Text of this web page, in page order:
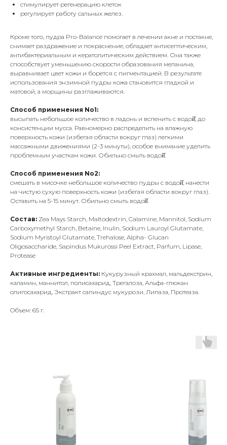
стимулирует регенерацию клеток
регулирует работу сальных желез.
Кроме того, пудра Pro-Balance помогает в лечении акне и постакне,
снимает раздражение и покраснение, обладает антисептическим,
антибактериальным и кератолитическим действием. Она также
способствует уменьшению скорости образования меланина,
выравнивает цвет кожи и борется с пигментацией. В результате
использования энзимной пудры кожа становится гладкой и
матовой, а морщины разглаживаются.
Способ применения No1:
высыпать небольшое количество в ладонь и вспенить с водой̆, до
консистенции мусса. Равномерно распределить на влажную
поверхность кожи (избегая области вокруг глаз) легкими
массажными движениями (2-3 минуты), особое внимание уделить
проблемным участкам кожи. Обильно смыть водой̆.
Способ применения No2:
смешать в мисочке небольшое количество пудры с водой̆, нанести
на чистую сухую поверхность кожи (избегая области вокруг глаз).
Оставить на 5-15 минут. Обильно смыть водой̆.
Состав: Zea Mays Starch, Maltodextrin, Calamine, Mannitol, Sodium
Carboxymethyl Starch, Betaine, Inulin, Sodium Lauroyl Glutamate,
Sodium Myristoyl Glutamate, Trehalose, Alpha- Glucan
Oligosaccharide, Sapindus Mukurossi Peel Extract, Parfum, Lipase,
Protease
Активные ингредиенты: Кукурузный крахмал, мальдекстрин,
каламин, маннитол, полисахарид, Трегалоза, Альфа-глюкан
олигосахарид, Экстракт сапиндус мукурози, Липаза, Протеаза.
Oбъем: 65 г.